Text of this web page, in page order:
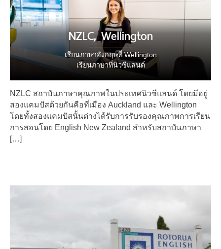
NZLC, Wellington
เรียนภาษาอังกฤษที่ Wellington
เรียนภาษาที่นิวซีแลนด์
NZLC สถาบันภาษาคุณภาพในประเทศนิวซีแลนด์ โดยมีอยู่
สองแคมปัสด้วยกันคือที่เมือง Auckland และ Wellington
โดยทั้งสองแคมปัสนั้นต่างได้รับการรับรองคุณภาพการเรียน
การสอนโดย English New Zealand สำหรับสถาบันภาษา
[…]